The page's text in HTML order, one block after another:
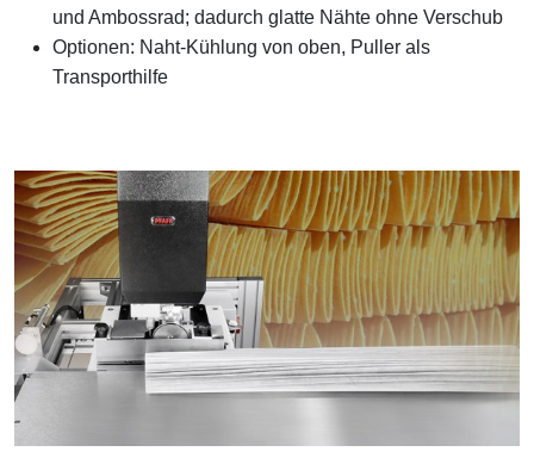
und Ambossrad; dadurch glatte Nähte ohne Verschub
Optionen: Naht-Kühlung von oben, Puller als
Transporthilfe